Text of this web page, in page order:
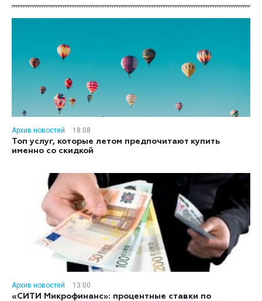
Архив новостей
18:08
Топ услуг, которые летом предпочитают купить
именно со скидкой
Архив новостей
13:00
«СИТИ Микрофинанс»: процентные ставки по